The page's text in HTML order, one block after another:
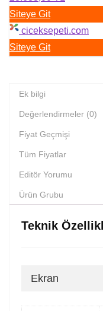
Siteye Git
ciceksepeti.com
Siteye Git
Ek bilgi
Değerlendirmeler (0)
Fiyat Geçmişi
Tüm Fiyatlar
Editör Yorumu
Ürün Grubu
Teknik
Ekran